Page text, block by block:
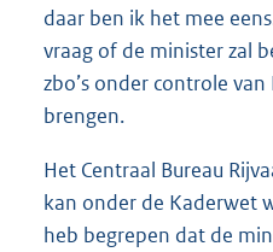
daar ben ik het mee
vraag of de minister zal
zbo’s onder controle
brengen.
Het Centraal Bureau
kan onder de Kaderwet
heb begrepen dat de